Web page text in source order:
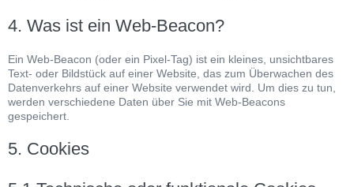
4. Was ist ein Web-Beacon?
Ein Web-Beacon (oder ein Pixel-Tag) ist ein kleines, unsichtbares
Text- oder Bildstück auf einer Website, das zum Überwachen des
Datenverkehrs auf einer Website verwendet wird. Um dies zu tun,
werden verschiedene Daten über Sie mit Web-Beacons
gespeichert.
5. Cookies